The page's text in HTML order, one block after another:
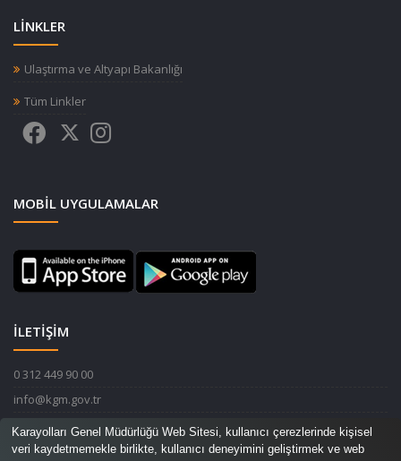
LİNKLER
Ulaştırma ve Altyapı Bakanlığı
Tüm Linkler
MOBIL UYGULAMALAR
İLETİŞİM
0 312 449 90 00
info@kgm.gov.tr
Karayolları Genel Müdürlüğü Devlet Mahallesi İnönü Bulvarı No:14
06420 Çankaya / ANKARA
Karayolları Genel Müdürlüğü Web Sitesi, kullanıcı çerezlerinde kişisel
veri kaydetmemekle birlikte, kullanıcı deneyimini geliştirmek ve web